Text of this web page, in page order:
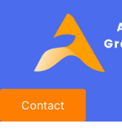
Contact